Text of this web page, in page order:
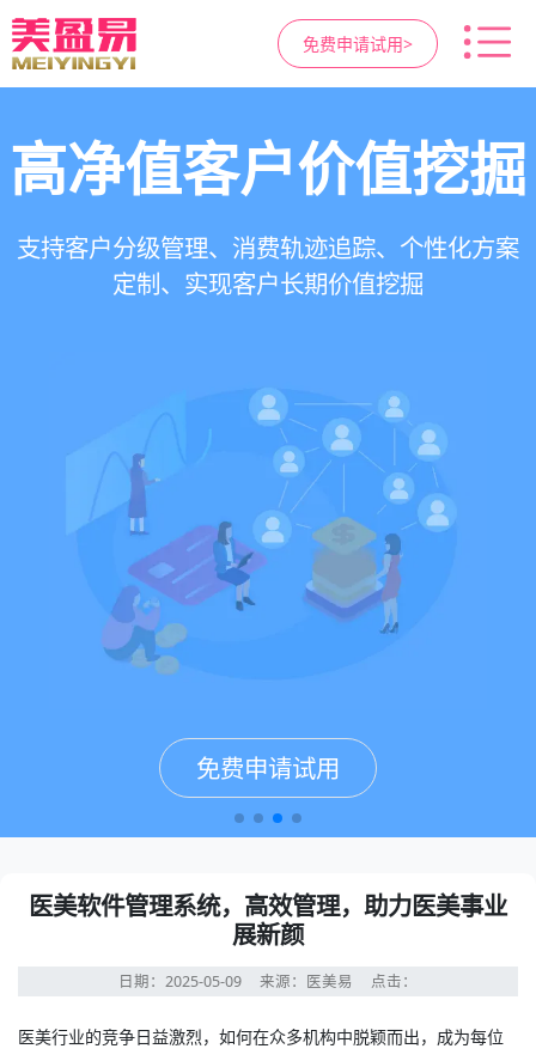
免费申请试用>
智慧医美管理系统
一站式解决医美机构预约、咨询、手术安排、会
员管理、财务核算全流程管理
免费申请试用
医疗资源调度管理
支持电子病历、医生排班、手术室管理、智能预
约分配，科学安排医疗资源
免费申请试用
高净值客户价值挖掘
支持客户分级管理、消费轨迹追踪、个性化方案
定制、实现客户长期价值挖掘
免费申请试用
营销与私域运营
提供小程序商城、私域scrm、项目套餐、裂变分
销多种营销工具，助力获客与转化
免费申请试用
医美软件管理系统，高效管理，助力医美事业
展新颜
日期：2025-05-09 来源：医美易 点击：
医美行业的竞争日益激烈，如何在众多机构中脱颖而出，成为每位